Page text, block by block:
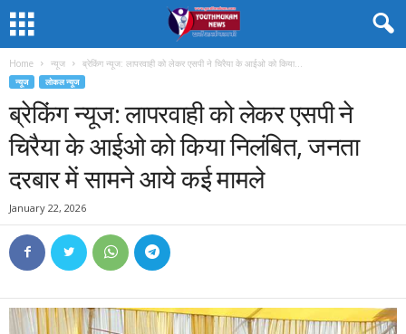
Home न्यूज ब्रेकिंग न्यूज: लापरवाही को लेकर एसपी ने चिरैया के आईओ को किया...
न्यूज लोकल न्यूज
ब्रेकिंग न्यूज: लापरवाही को लेकर एसपी ने
चिरैया के आईओ को किया निलंबित, जनता
दरबार में सामने आये कई मामले
January 22, 2026